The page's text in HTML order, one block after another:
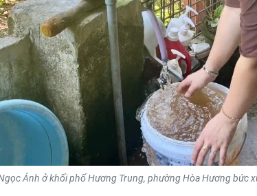
Ánh ở khối phố Hương Trung, phường Hòa Hương bức